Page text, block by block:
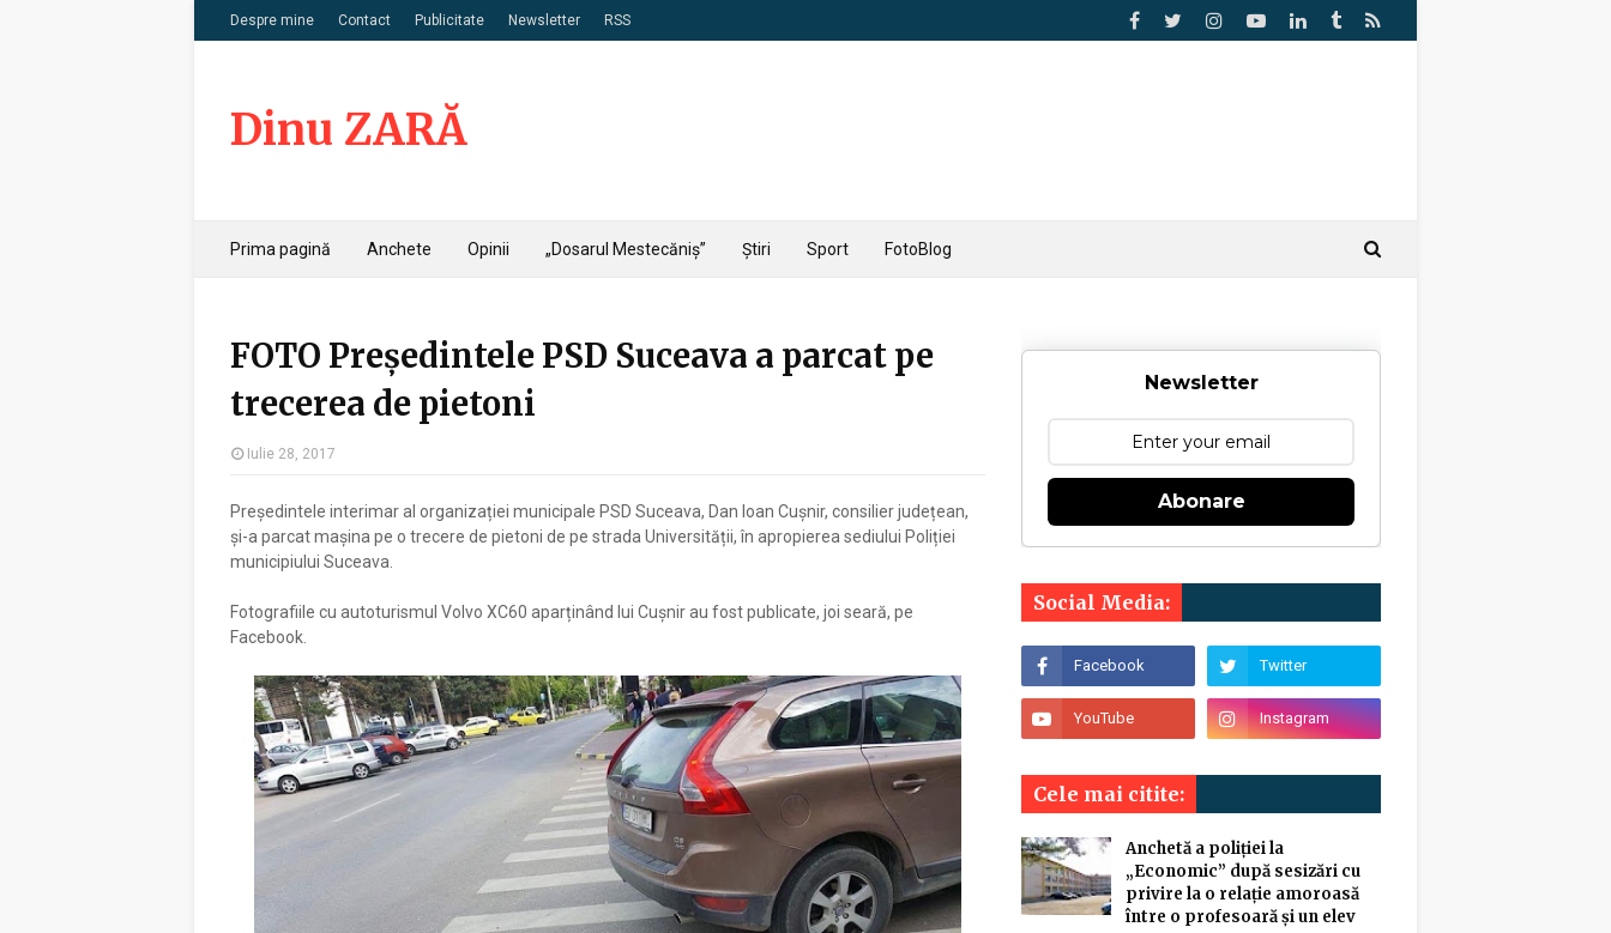
Despre mine Contact Publicitate Newsletter RSS
Dinu ZARĂ
Prima pagină Anchete Opinii „Dosarul Mestecăniș” Știri Sport FotoBlog
FOTO Președintele PSD Suceava a parcat pe
trecerea de pietoni
Iulie 28, 2017
Președintele interimar al organizației municipale PSD Suceava, Dan Ioan Cușnir, consilier județean,
și-a parcat mașina pe o trecere de pietoni de pe strada Universității, în apropierea sediului Poliției
municipiului Suceava.
Fotografiile cu autoturismul Volvo XC60 aparținând lui Cușnir au fost publicate, joi seară, pe
Facebook.
Newsletter
Abonare
Social Media:
Cele mai citite:
Anchetă a poliției la
„Economic” după sesizări cu
privire la o relație amoroasă
între o profesoară și un elev